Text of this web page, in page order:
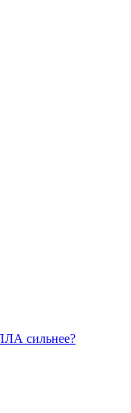
сильнее?